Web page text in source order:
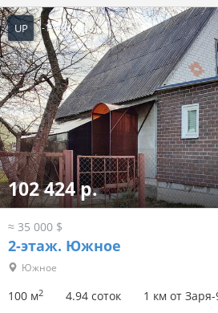
UP -1 час назад
102 424 р.
≈ 35 000 $
2-этаж. Южное
Южное
100 м2 4.94 соток 1 км от